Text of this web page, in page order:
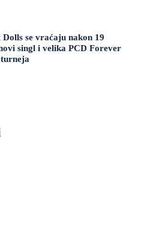
Dolls se vraćaju nakon 19
singl i velika PCD Forever